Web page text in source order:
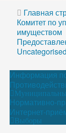
Главная
Комитет по
имуществом
Uncategorised
Информация
Нормативно-
Интернет-
Выборы